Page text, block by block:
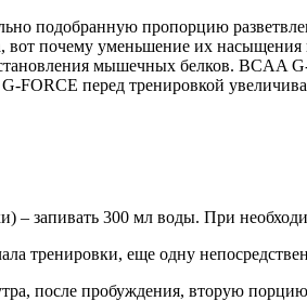
подобранную пропорцию
почему уменьшение их
мышечных белков. BCAA
перед тренировкой
запивать 300 мл воды. При
тренировки, еще одну
после пробуждения, вторую